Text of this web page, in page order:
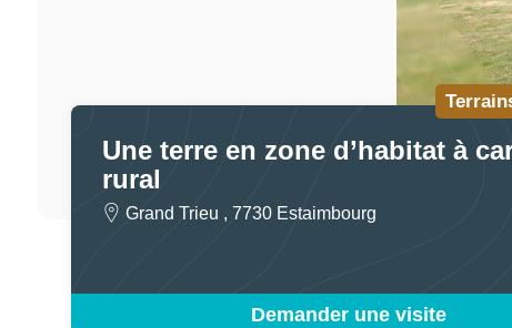
Une terre en zone d’habitat à
rural
Grand Trieu , 7730 Estaimbourg
Demander une visite